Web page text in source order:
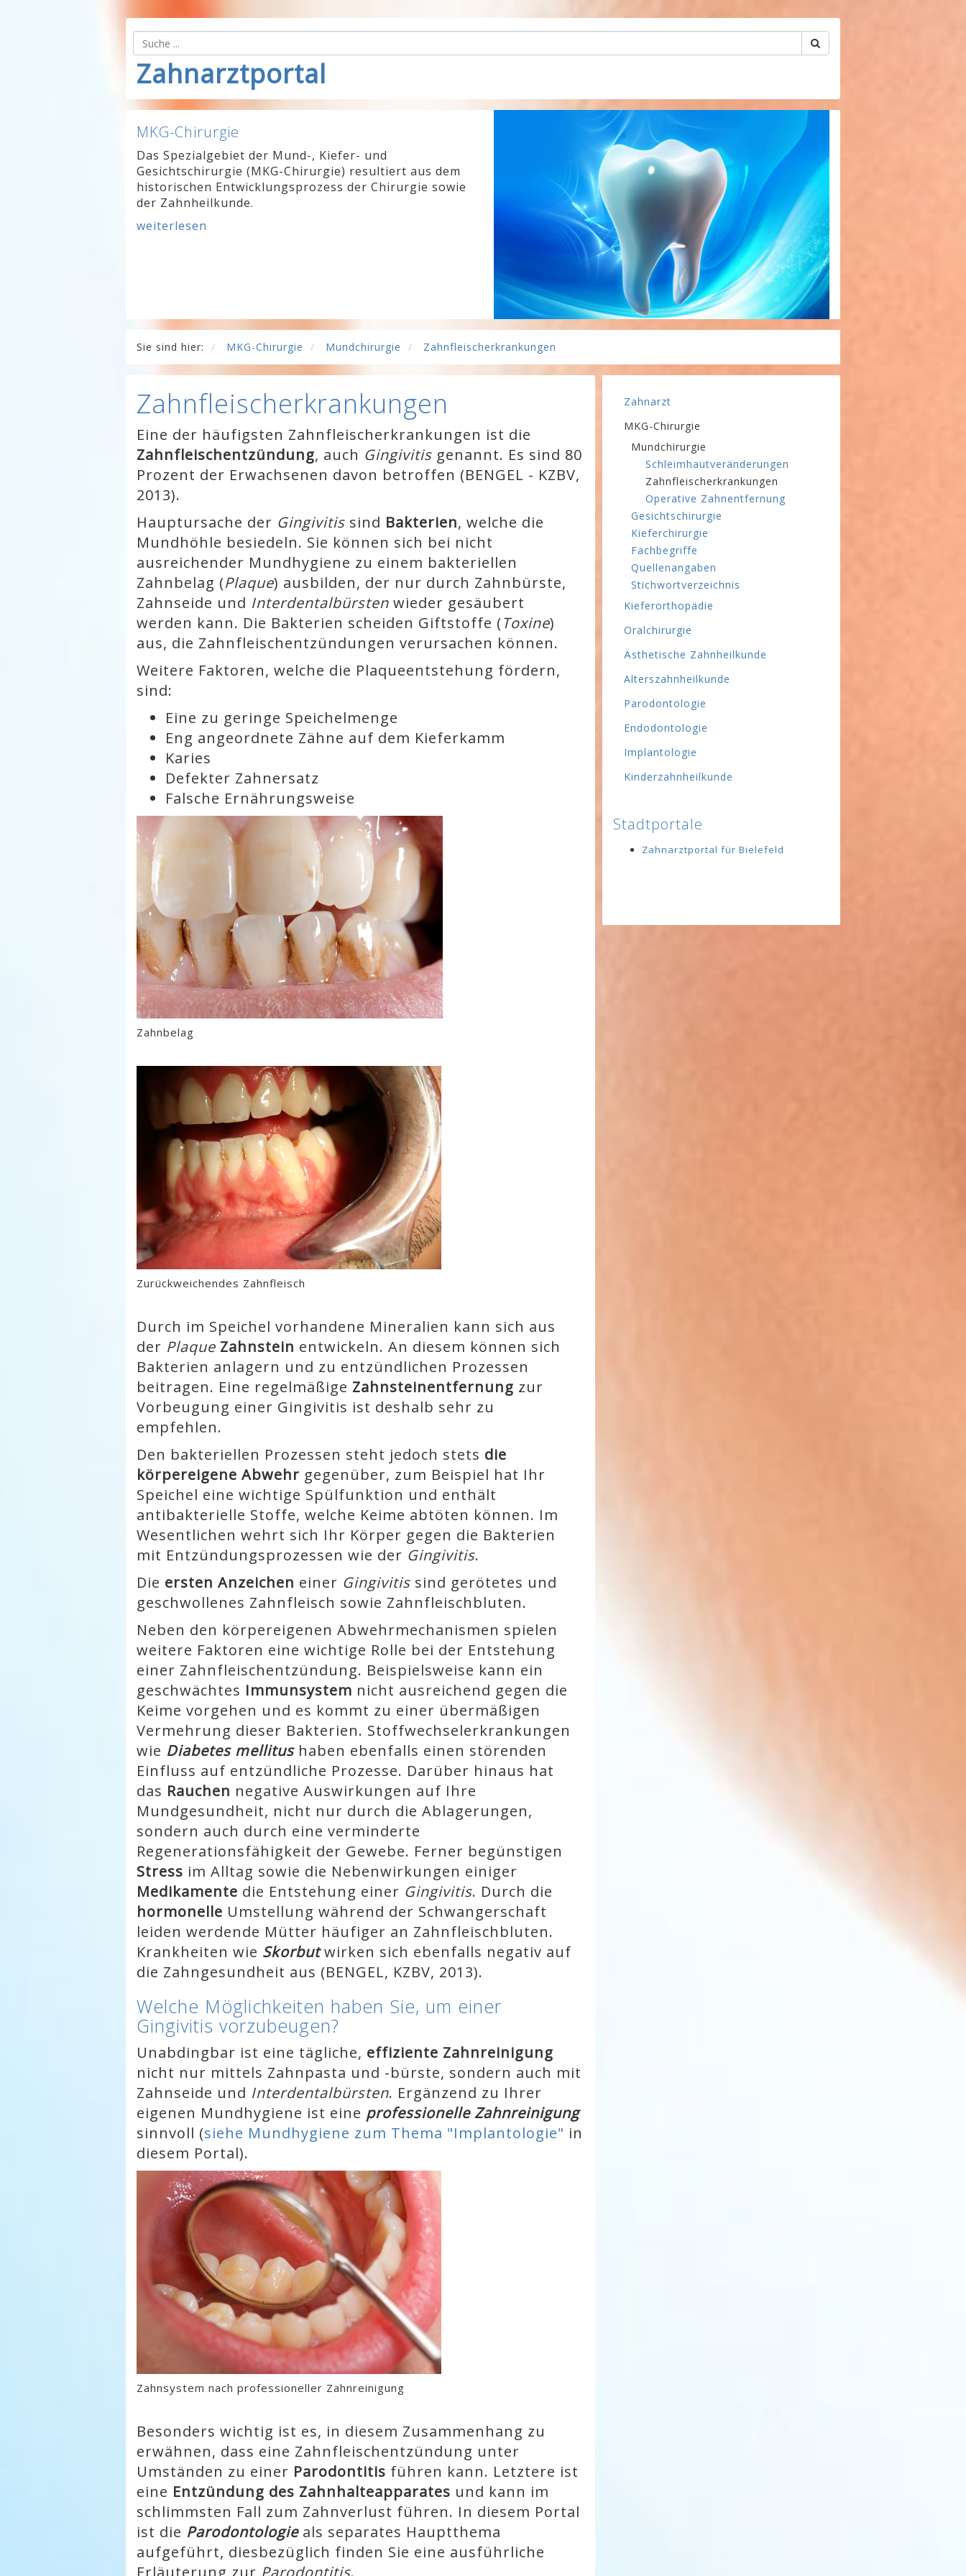
Zahnarztportal
MKG-Chirurgie
Das Spezialgebiet der Mund-, Kiefer- und
Gesichtschirurgie (MKG-Chirurgie) resultiert aus dem
historischen Entwicklungsprozess der Chirurgie sowie
der Zahnheilkunde.
weiterlesen
Sie sind hier: MKG-Chirurgie Mundchirurgie Zahnfleischerkrankungen
Zahnfleischerkrankungen
Eine der häufigsten Zahnfleischerkrankungen ist die
Zahnfleischentzündung, auch Gingivitis genannt. Es sind 80
Prozent der Erwachsenen davon betroffen (BENGEL - KZBV,
2013).
Hauptursache der Gingivitis sind Bakterien, welche die
Mundhöhle besiedeln. Sie können sich bei nicht
ausreichender Mundhygiene zu einem bakteriellen
Zahnbelag (Plaque) ausbilden, der nur durch Zahnbürste,
Zahnseide und Interdentalbürsten wieder gesäubert
werden kann. Die Bakterien scheiden Giftstoffe (Toxine)
aus, die Zahnfleischentzündungen verursachen können.
Weitere Faktoren, welche die Plaqueentstehung fördern,
sind:
Eine zu geringe Speichelmenge
Eng angeordnete Zähne auf dem Kieferkamm
Karies
Defekter Zahnersatz
Falsche Ernährungsweise
Zahnbelag
Zurückweichendes Zahnfleisch
Durch im Speichel vorhandene Mineralien kann sich aus
der Plaque Zahnstein entwickeln. An diesem können sich
Bakterien anlagern und zu entzündlichen Prozessen
beitragen. Eine regelmäßige Zahnsteinentfernung zur
Vorbeugung einer Gingivitis ist deshalb sehr zu
empfehlen.
Den bakteriellen Prozessen steht jedoch stets die
körpereigene Abwehr gegenüber, zum Beispiel hat Ihr
Speichel eine wichtige Spülfunktion und enthält
antibakterielle Stoffe, welche Keime abtöten können. Im
Wesentlichen wehrt sich Ihr Körper gegen die Bakterien
mit Entzündungsprozessen wie der Gingivitis.
Die ersten Anzeichen einer Gingivitis sind gerötetes und
geschwollenes Zahnfleisch sowie Zahnfleischbluten.
Neben den körpereigenen Abwehrmechanismen spielen
weitere Faktoren eine wichtige Rolle bei der Entstehung
einer Zahnfleischentzündung. Beispielsweise kann ein
geschwächtes Immunsystem nicht ausreichend gegen die
Keime vorgehen und es kommt zu einer übermäßigen
Vermehrung dieser Bakterien. Stoffwechselerkrankungen
wie Diabetes mellitushaben ebenfalls einen störenden
Einfluss auf entzündliche Prozesse. Darüber hinaus hat
das Rauchen negative Auswirkungen auf Ihre
Mundgesundheit, nicht nur durch die Ablagerungen,
sondern auch durch eine verminderte
Regenerationsfähigkeit der Gewebe. Ferner begünstigen
Stress im Alltag sowie die Nebenwirkungen einiger
Medikamente die Entstehung einer Gingivitis. Durch die
hormonelle Umstellung während der Schwangerschaft
leiden werdende Mütter häufiger an Zahnfleischbluten.
Krankheiten wie Skorbutwirken sich ebenfalls negativ auf
die Zahngesundheit aus (BENGEL, KZBV, 2013).
Welche Möglichkeiten haben Sie, um einer
Gingivitis vorzubeugen?
Unabdingbar ist eine tägliche, effiziente Zahnreinigung
nicht nur mittels Zahnpasta und -bürste, sondern auch mit
Zahnseide und Interdentalbürsten. Ergänzend zu Ihrer
eigenen Mundhygiene ist eine professionelle Zahnreinigung
sinnvoll (siehe Mundhygiene zum Thema "Implantologie" in
diesem Portal).
Zahnsystem nach professioneller Zahnreinigung
Besonders wichtig ist es, in diesem Zusammenhang zu
erwähnen, dass eine Zahnfleischentzündung unter
Umständen zu einer Parodontitis führen kann. Letztere ist
eine Entzündung des Zahnhalteapparates und kann im
schlimmsten Fall zum Zahnverlust führen. In diesem Portal
ist die Parodontologie als separates Hauptthema
aufgeführt, diesbezüglich finden Sie eine ausführliche
Zahnarzt
MKG-Chirurgie
Mundchirurgie
Schleimhautveränderungen
Zahnfleischerkrankungen
Operative Zahnentfernung
Gesichtschirurgie
Kieferchirurgie
Fachbegriffe
Quellenangaben
Stichwortverzeichnis
Kieferorthopädie
Oralchirurgie
Ästhetische Zahnheilkunde
Alterszahnheilkunde
Parodontologie
Endodontologie
Implantologie
Kinderzahnheilkunde
Stadtportale
Zahnarztportal für Bielefeld